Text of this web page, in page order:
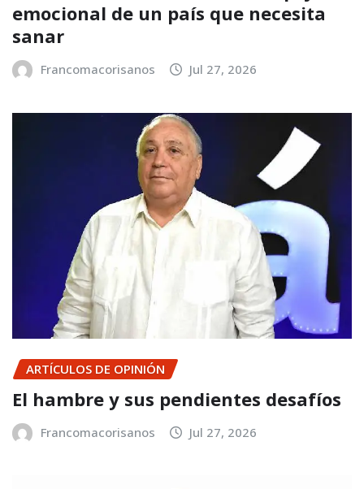
emocional de un país que necesita
sanar
Francomacorisanos Jul 27, 2026
ARTÍCULOS DE OPINIÓN
El hambre y sus pendientes desafíos
Francomacorisanos Jul 27, 2026